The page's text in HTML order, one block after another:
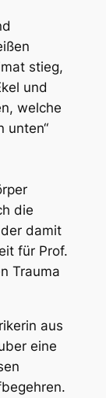
stieg,
und
welche
unten“
die
damit
für Prof.
Trauma
aus
eine